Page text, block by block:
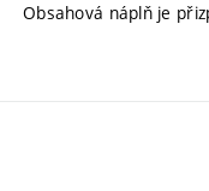
Obsahová náplň je